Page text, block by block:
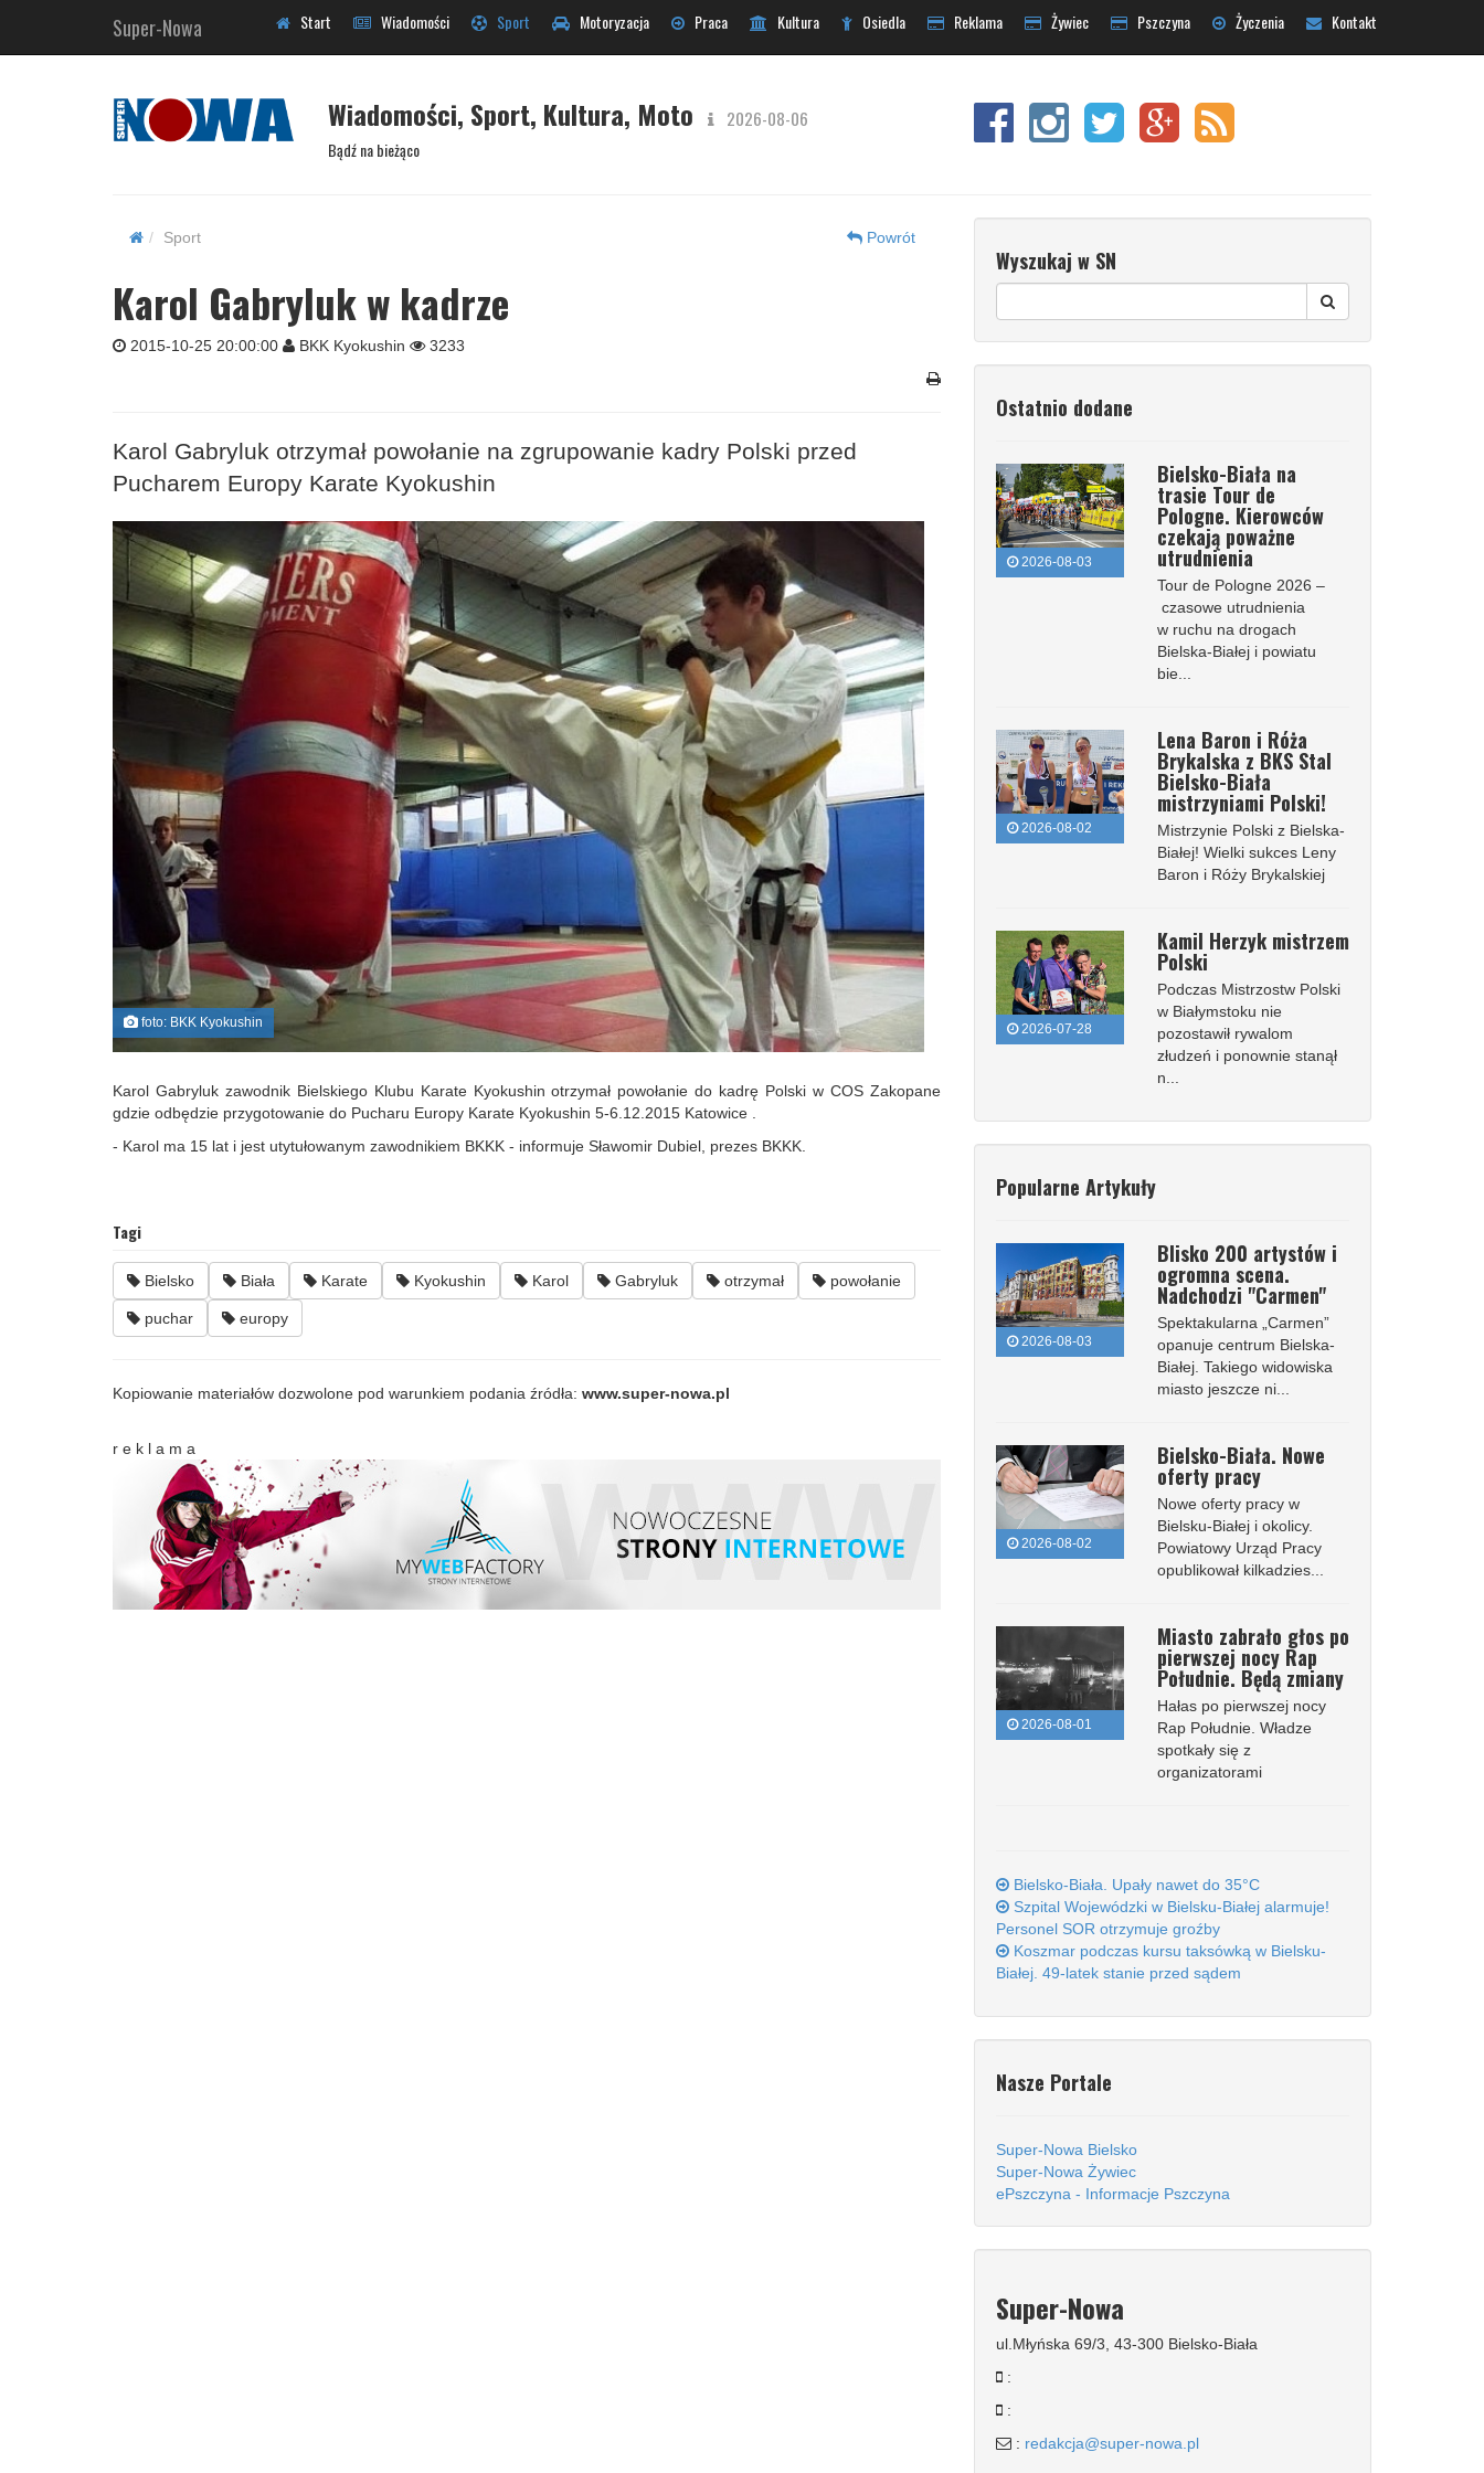
Super-Nowa Start Wiadomości Sport Motoryzacja Praca Kultura Osiedla Reklama Żywiec Pszczyna Życzenia Kontakt
Wiadomości, Sport, Kultura, Moto 2026-08-06
Bądź na bieżąco
Sport Powrót
Karol Gabryluk w kadrze
2015-10-25 20:00:00 BKK Kyokushin 3233
Karol Gabryluk otrzymał powołanie na zgrupowanie kadry Polski przed
Pucharem Europy Karate Kyokushin
foto: BKK Kyokushin
Karol Gabryluk zawodnik Bielskiego Klubu Karate Kyokushin otrzymał powołanie do kadrę Polski w COS Zakopane
gdzie odbędzie przygotowanie do Pucharu Europy Karate Kyokushin 5-6.12.2015 Katowice .
- Karol ma 15 lat i jest utytułowanym zawodnikiem BKKK - informuje Sławomir Dubiel, prezes BKKK.
Tagi
Bielsko Biała Karate Kyokushin Karol Gabryluk otrzymał powołanie
puchar europy
Kopiowanie materiałów dozwolone pod warunkiem podania źródła: www.super-nowa.pl
r e k l a m a
Wyszukaj w SN
Ostatnio dodane
2026-08-03
Bielsko-Biała na
trasie Tour de
Pologne. Kierowców
czekają poważne
utrudnienia
Tour de Pologne 2026 –
czasowe utrudnienia
w ruchu na drogach
Bielska-Białej i powiatu
bie...
2026-08-02
Lena Baron i Róża
Brykalska z BKS Stal
Bielsko-Biała
mistrzyniami Polski!
Mistrzynie Polski z Bielska-
Białej! Wielki sukces Leny
Baron i Róży Brykalskiej
2026-07-28
Kamil Herzyk mistrzem
Polski
Podczas Mistrzostw Polski
w Białymstoku nie
pozostawił rywalom
złudzeń i ponownie stanął
n...
Popularne Artykuły
2026-08-03
Blisko 200 artystów i
ogromna scena.
Nadchodzi "Carmen"
Spektakularna „Carmen”
opanuje centrum Bielska-
Białej. Takiego widowiska
miasto jeszcze ni...
2026-08-02
Bielsko-Biała. Nowe
oferty pracy
Nowe oferty pracy w
Bielsku-Białej i okolicy.
Powiatowy Urząd Pracy
opublikował kilkadzies...
2026-08-01
Miasto zabrało głos po
pierwszej nocy Rap
Południe. Będą zmiany
Hałas po pierwszej nocy
Rap Południe. Władze
spotkały się z
organizatorami
Bielsko-Biała. Upały nawet do 35°C
Szpital Wojewódzki w Bielsku-Białej alarmuje!
Personel SOR otrzymuje groźby
Koszmar podczas kursu taksówką w Bielsku-
Białej. 49-latek stanie przed sądem
Nasze Portale
Super-Nowa Bielsko
Super-Nowa Żywiec
ePszczyna - Informacje Pszczyna
Super-Nowa
ul.Młyńska 69/3, 43-300 Bielsko-Biała
:
:
: redakcja@super-nowa.pl